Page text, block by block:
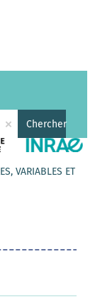
× Chercher
VARIABLES ET